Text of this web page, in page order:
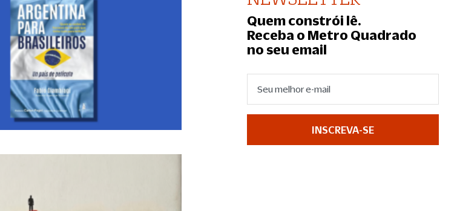
Quem constrói lê.
Receba o Metro Quadrado
no seu email
INSCREVA-SE